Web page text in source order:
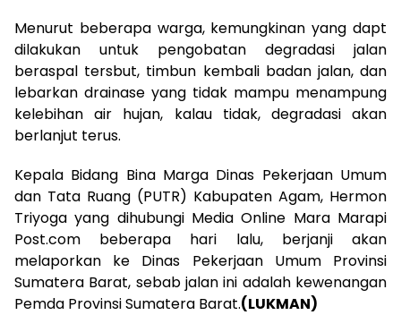
Menurut beberapa warga, kemungkinan yang dapt
dilakukan untuk pengobatan degradasi jalan
beraspal tersbut, timbun kembali badan jalan, dan
lebarkan drainase yang tidak mampu menampung
kelebihan air hujan, kalau tidak, degradasi akan
berlanjut terus.
Kepala Bidang Bina Marga Dinas Pekerjaan Umum
dan Tata Ruang (PUTR) Kabupaten Agam, Hermon
Triyoga yang dihubungi Media Online Mara Marapi
Post.com beberapa hari lalu, berjanji akan
melaporkan ke Dinas Pekerjaan Umum Provinsi
Sumatera Barat, sebab jalan ini adalah kewenangan
Pemda Provinsi Sumatera Barat.(LUKMAN)